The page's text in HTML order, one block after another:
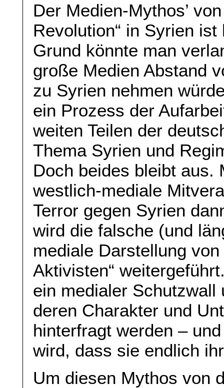
Der Medien-Mythos’
Revolution“ in Syrien
Grund könnte man
große Medien Abstand
zu Syrien nehmen
ein Prozess der
weiten Teilen der
Thema Syrien und
Doch beides bleibt aus.
westlich-mediale
Terror gegen Syrien
wird die falsche (und
mediale Darstellung
Aktivisten“
ein medialer Schutzwall
deren Charakter und
hinterfragt werden –
wird, dass sie endlich
Um diesen Mythos von